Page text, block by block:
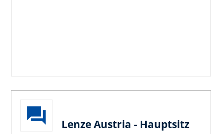
Lenze Austria - Hauptsitz